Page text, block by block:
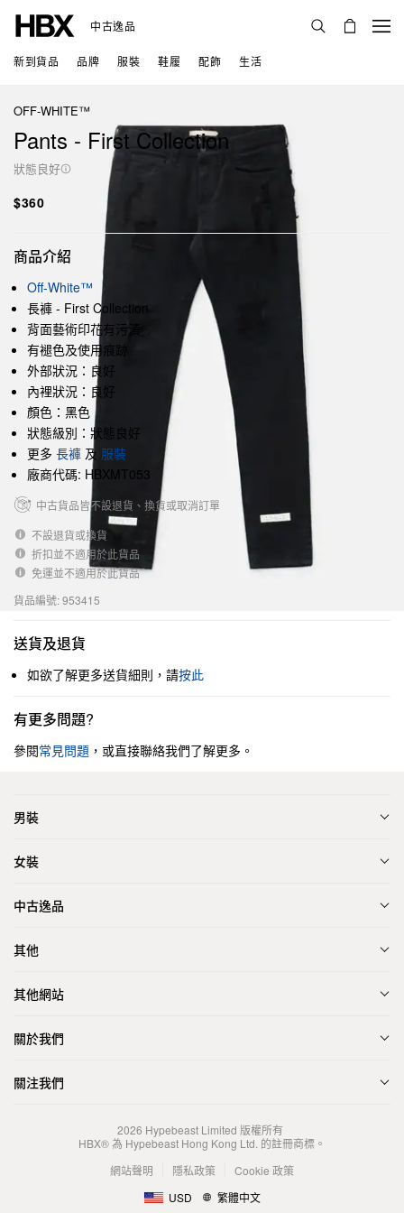
中古逸品
新到貨品 品牌 服裝 鞋履 配飾 生活
OFF-WHITE™
Pants - First Collection
狀態良好
$360
商品介紹
Off-White™
長褲 - First Collection
背面藝術印花有污漬
有褪色及使用痕跡
外部狀況：良好
內裡狀況：良好
顏色：黑色
狀態級別：狀態良好
更多 長褲 及 服裝
廠商代碼: HBXMT053
中古貨品皆不設退貨、換貨或取消訂單
不設退貨或換貨
折扣並不適用於此貨品
免運並不適用於此貨品
貨品編號: 953415
送貨及退貨
如欲了解更多送貨細則，請按此
有更多問題?
參閱常見問題 ，或直接聯絡我們了解更多。
男裝
女裝
中古逸品
其他
其他網站
關於我們
關注我們
2026 Hypebeast Limited 版權所有
HBX® 為 Hypebeast Hong Kong Ltd. 的註冊商標。
網站聲明
隱私政策
Cookie 政策
USD
繁體中文